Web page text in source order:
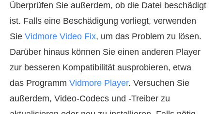
Überprüfen Sie außerdem, ob die Datei beschädigt
ist. Falls eine Beschädigung vorliegt, verwenden
Sie Vidmore Video Fix, um das Problem zu lösen.
Darüber hinaus können Sie einen anderen Player
zur besseren Kompatibilität ausprobieren, etwa
das Programm Vidmore Player. Versuchen Sie
außerdem, Video-Codecs und -Treiber zu